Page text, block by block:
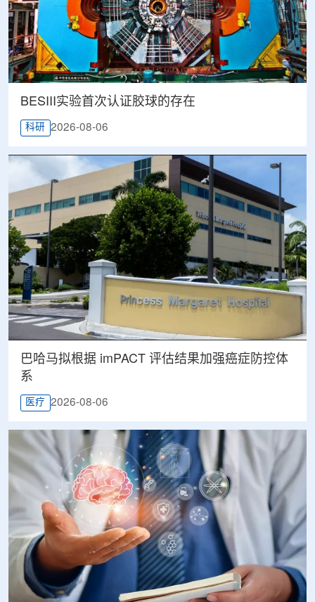
BESIII实验首次认证胶球的存在
科研 2026-08-06
巴哈马拟根据 imPACT 评估结果加强癌症防控体
系
医疗 2026-08-06